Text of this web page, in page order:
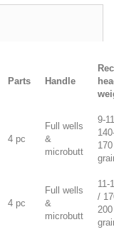
Parts Handle
4 pc
Full wells
&
microbutt
9-
170
4 pc
Full wells
&
microbutt
11-
/
200